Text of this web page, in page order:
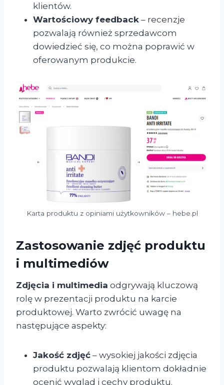
klientów.
Wartościowy feedback – recenzje
pozwalają również sprzedawcom
dowiedzieć się, co można poprawić w
oferowanym produkcie.
Karta produktu z opiniami użytkowników – hebe.pl
Zastosowanie zdjęć produktu
i multimediów
Zdjęcia i multimedia odgrywają kluczową
rolę w prezentacji produktu na karcie
produktowej. Warto zwrócić uwagę na
następujące aspekty:
Jakość zdjęć – wysokiej jakości zdjęcia
produktu pozwalają klientom dokładnie
ocenić wygląd i cechy produktu.